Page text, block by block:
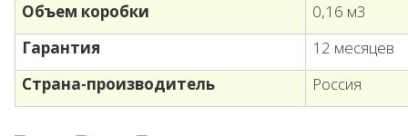
Объем коробки
0,16 м3
Гарантия
12 месяцев
Страна-производитель
Россия